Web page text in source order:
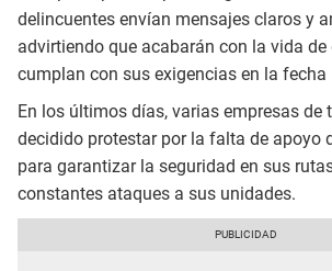
delincuentes envían mensajes claros y
advirtiendo que acabarán con la vida de
cumplan con sus exigencias en la fecha
En los últimos días, varias empresas de
decidido protestar por la falta de apoyo
para garantizar la seguridad en sus
constantes ataques a sus unidades.